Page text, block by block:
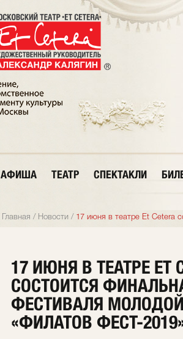
АФИША ТЕАТР СПЕКТАКЛИ
Главная / Новости / 17 июня в театре Et Cetera
17 ИЮНЯ В ТЕАТРЕ ET
СОСТОИТСЯ
ФЕСТИВАЛЯ
«ФИЛАТОВ ФЕСТ-